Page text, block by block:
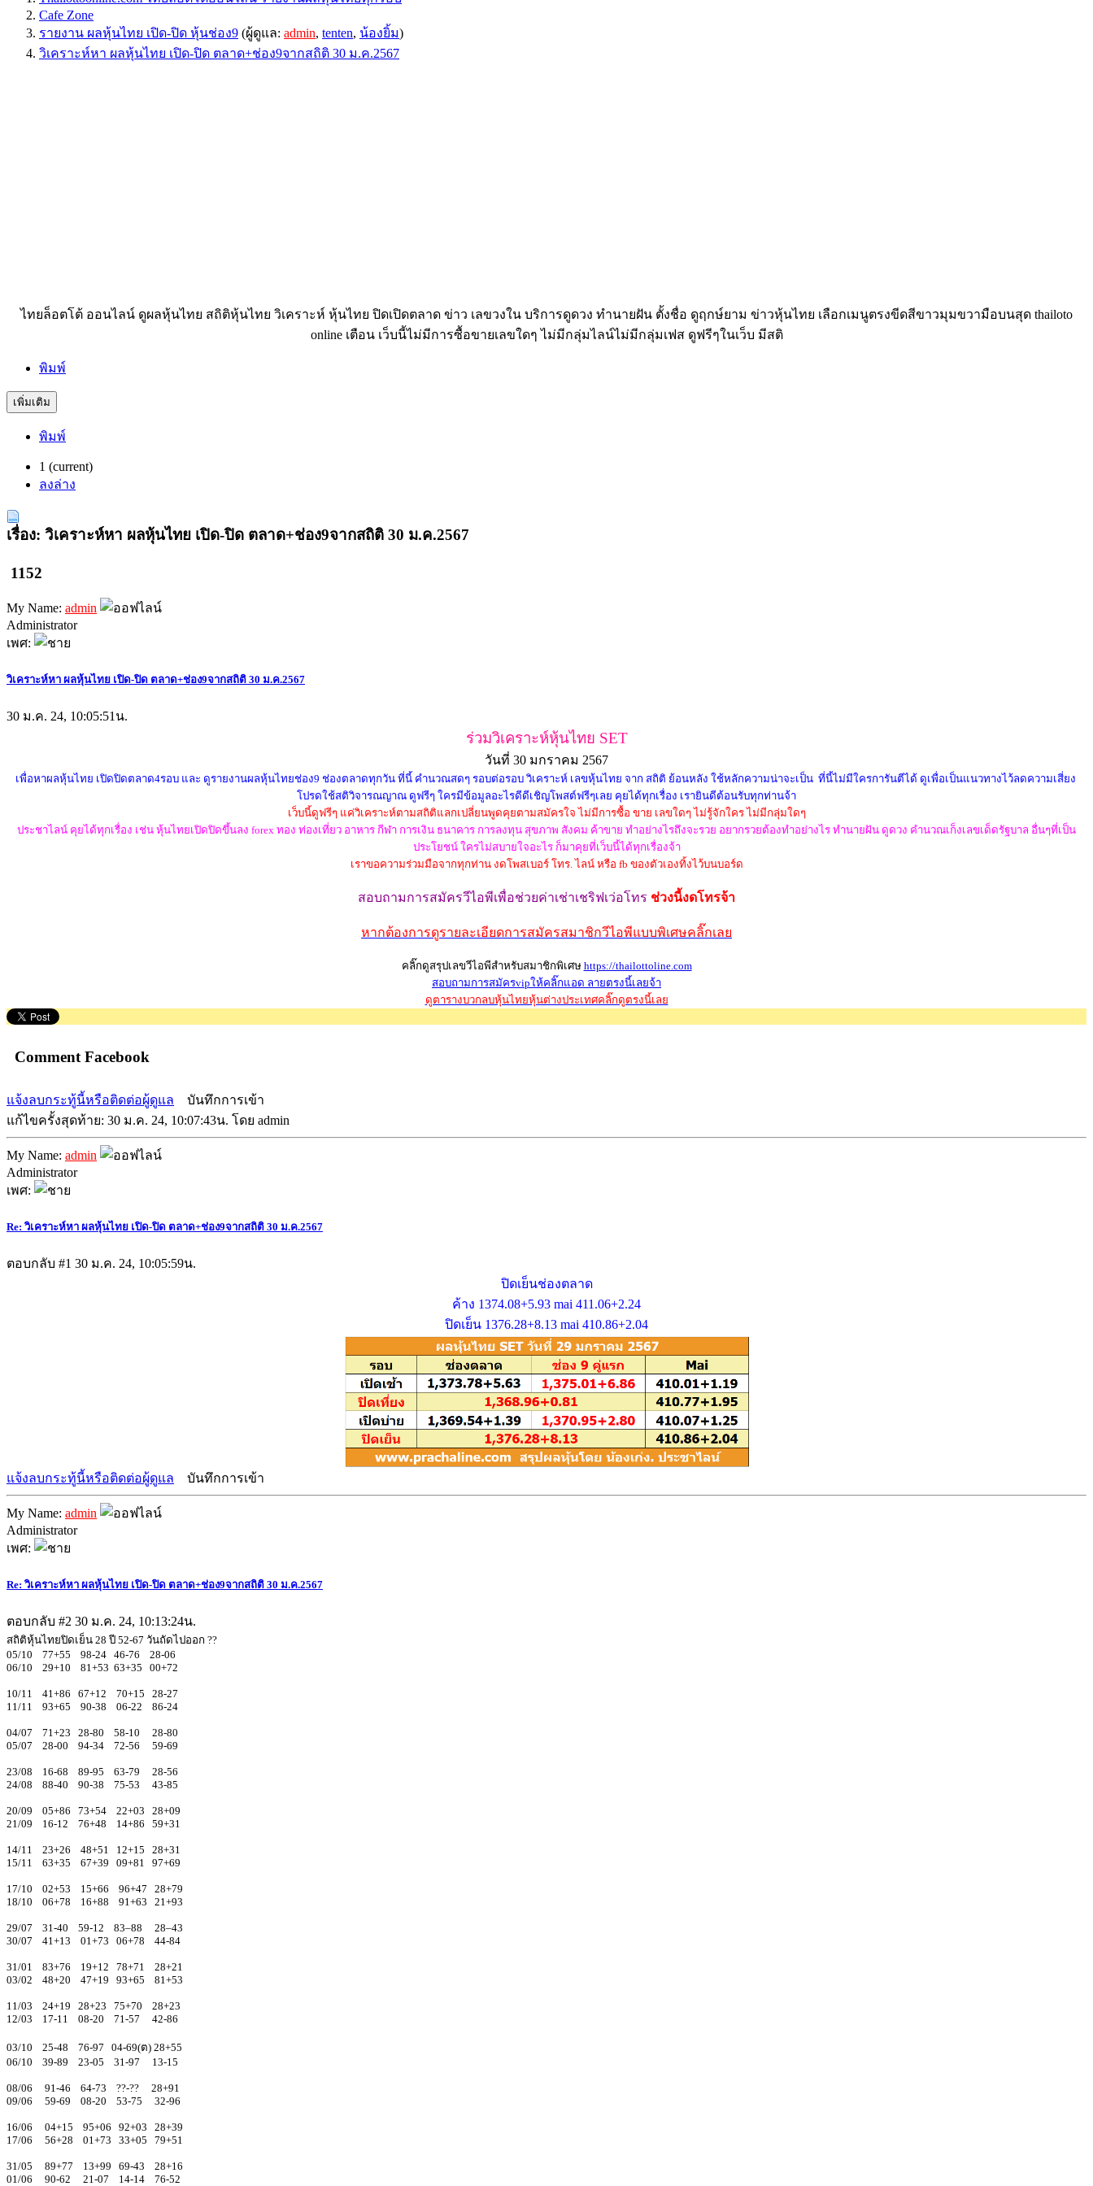
Cafe Zone
รายงาน ผลหุ้นไทย เปิด-ปิด หุ้นช่อง9 (ผู้ดูแล: admin, tenten, น้องยิ้ม)
วิเคราะห์หา ผลหุ้นไทย เปิด-ปิด ตลาด+ช่อง9จากสถิติ 30 ม.ค.2567
ไทยล็อตโต้ ออนไลน์ ดูผลหุ้นไทย สถิติหุ้นไทย วิเคราะห์ หุ้นไทย ปิดเปิดตลาด ข่าว เลขวงใน บริการดูดวง ทำนายฝัน ตั้งชื่อ ดูฤกษ์ยาม ข่าวหุ้นไทย เลือกเมนูตรงขีดสีขาวมุมขวามือบนสุด thailoto
online เตือน เว็บนี้ไม่มีการซื้อขายเลขใดๆ ไม่มีกลุ่มไลน์ไม่มีกลุ่มเฟส ดูฟรีๆในเว็บ มีสติ
พิมพ์
เพิ่มเติม
พิมพ์
1 (current)
ลงล่าง
เรื่อง: วิเคราะห์หา ผลหุ้นไทย เปิด-ปิด ตลาด+ช่อง9จากสถิติ 30 ม.ค.2567
1152
My Name: admin
Administrator
เพศ:
วิเคราะห์หา ผลหุ้นไทย เปิด-ปิด ตลาด+ช่อง9จากสถิติ 30 ม.ค.2567
30 ม.ค. 24, 10:05:51น.
ร่วมวิเคราะห์หุ้นไทย SET
วันที่ 30 มกราคม 2567
เพื่อหาผลหุ้นไทย เปิดปิดตลาด4รอบ และ ดูรายงานผลหุ้นไทยช่อง9 ช่องตลาดทุกวัน ที่นี้ คำนวณสดๆ รอบต่อรอบ วิเคราะห์ เลขหุ้นไทย จาก สถิติ ย้อนหลัง ใช้หลักความน่าจะเป็น ที่นี้ไม่มีใครการันตีได้ ดูเพื่อเป็นแนวทางไว้ลดความเสี่ยง
โปรดใช้สติวิจารณญาณ ดูฟรีๆ ใครมีข้อมูลอะไรดีดีเชิญโพสต์ฟรีๆเลย คุยได้ทุกเรื่อง เรายินดีต้อนรับทุกท่านจ้า
เว็บนี้ดูฟรีๆ แค่วิเคราะห์ตามสถิติแลกเปลี่ยนพูดคุยตามสมัครใจ ไม่มีการซื้อ ขาย เลขใดๆ ไม่รู้จักใคร ไม่มีกลุ่มใดๆ
ประชาไลน์ คุยได้ทุกเรื่อง เช่น หุ้นไทยเปิดปิดขึ้นลง forex ทอง ท่องเที่ยว อาหาร กีฬา การเงิน ธนาคาร การลงทุน สุขภาพ สังคม ค้าขาย ทำอย่างไรถึงจะรวย อยากรวยต้องทำอย่างไร ทำนายฝัน ดูดวง คำนวณเก็งเลขเด็ดรัฐบาล อื่นๆที่เป็น
ประโยชน์ ใครไม่สบายใจอะไร ก็มาคุยที่เว็บนี้ได้ทุกเรื่องจ้า
เราขอความร่วมมือจากทุกท่าน งดโพสเบอร์ โทร. ไลน์ หรือ fb ของตัวเองทิ้งไว้บนบอร์ด
สอบถามการสมัครวีไอพีเพื่อช่วยค่าเช่าเชริฟเว่อโทร ช่วงนี้งดโทรจ้า
หากต้องการดูรายละเอียดการสมัครสมาชิกวีไอพีแบบพิเศษคลิ๊กเลย
คลิ๊กดูสรุปเลขวีไอพีสำหรับสมาชิกพิเศษ https://thailottoline.com
สอบถามการสมัครvipให้คลิ๊กแอด ลายตรงนี้เลยจ้า
ดูตารางบวกลบหุ้นไทยหุ้นต่างประเทศคลิ๊กดูตรงนี้เลย
Comment Facebook
แจ้งลบกระทู้นี้หรือติดต่อผู้ดูแล
บันทึกการเข้า
แก้ไขครั้งสุดท้าย: 30 ม.ค. 24, 10:07:43น. โดย admin
My Name: admin
Administrator
เพศ:
Re: วิเคราะห์หา ผลหุ้นไทย เปิด-ปิด ตลาด+ช่อง9จากสถิติ 30 ม.ค.2567
ตอบกลับ #1 30 ม.ค. 24, 10:05:59น.
ปิดเย็นช่องตลาด
ค้าง 1374.08+5.93 mai 411.06+2.24
ปิดเย็น 1376.28+8.13 mai 410.86+2.04
แจ้งลบกระทู้นี้หรือติดต่อผู้ดูแล บันทึกการเข้า
My Name: admin
Administrator
เพศ:
Re: วิเคราะห์หา ผลหุ้นไทย เปิด-ปิด ตลาด+ช่อง9จากสถิติ 30 ม.ค.2567
ตอบกลับ #2 30 ม.ค. 24, 10:13:24น.
สถิติหุ้นไทยปิดเย็น 28 ปี 52-67 วันถัดไปออก ??
05/10 77+55 98-24 46-76 28-06
06/10 29+10 81+53 63+35 00+72
10/11 41+86 67+12 70+15 28-27
11/11 93+65 90-38 06-22 86-24
04/07 71+23 28-80 58-10 28-80
05/07 28-00 94-34 72-56 59-69
23/08 16-68 89-95 63-79 28-56
24/08 88-40 90-38 75-53 43-85
20/09 05+86 73+54 22+03 28+09
21/09 16-12 76+48 14+86 59+31
14/11 23+26 48+51 12+15 28+31
15/11 63+35 67+39 09+81 97+69
17/10 02+53 15+66 96+47 28+79
18/10 06+78 16+88 91+63 21+93
29/07 31-40 59-12 83–88 28–43
30/07 41+13 01+73 06+78 44-84
31/01 83+76 19+12 78+71 28+21
03/02 48+20 47+19 93+65 81+53
11/03 24+19 28+23 75+70 28+23
12/03 17-11 08-20 71-57 42-86
03/10 25-48 76-97 04-69(ต) 28+55
06/10 39-89 23-05 31-97 13-15
08/06 91-46 64-73 ??-?? 28+91
09/06 59-69 08-20 53-75 32-96
16/06 04+15 95+06 92+03 28+39
17/06 56+28 01+73 33+05 79+51
31/05 89+77 13+99 69-43 28+16
01/06 90-62 21-07 14-14 76-52